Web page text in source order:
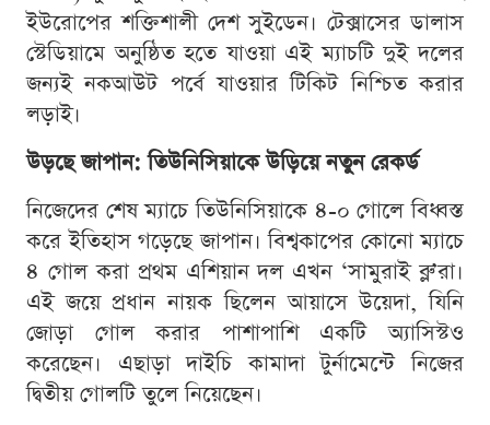
ইউরোপের শক্তিশালী দেশ সুইডেন। টেক্সাসের ডালাস
স্টেডিয়ামে অনুষ্ঠিত হতে যাওয়া এই ম্যাচটি দুই দলের
জন্যই নকআউট পর্বে যাওয়ার টিকিট নিশ্চিত করার
লড়াই।
উড়ছে জাপান: তিউনিসিয়াকে উড়িয়ে নতুন রেকর্ড
নিজেদের শেষ ম্যাচে তিউনিসিয়াকে ৪-০ গোলে বিধ্বস্ত
করে ইতিহাস গড়েছে জাপান। বিশ্বকাপের কোনো ম্যাচে
৪ গোল করা প্রথম এশিয়ান দল এখন ‘সামুরাই ব্লু’রা।
এই জয়ে প্রধান নায়ক ছিলেন আয়াসে উয়েদা, যিনি
জোড়া গোল করার পাশাপাশি একটি অ্যাসিস্টও
করেছেন। এছাড়া দাইচি কামাদা টুর্নামেন্টে নিজের
দ্বিতীয় গোলটি তুলে নিয়েছেন।